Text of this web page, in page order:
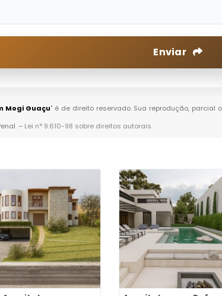
Enviar
Mogi Guaçu" é de direito reservado. Sua reprodução,
– Lei n° 9.610-98 sobre direitos autorais.